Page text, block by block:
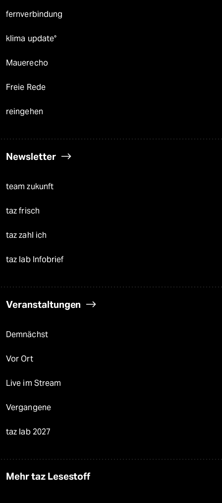
fernverbindung
klima update°
Mauerecho
Freie Rede
reingehen
Newsletter
team zukunft
taz frisch
taz zahl ich
taz lab Infobrief
Veranstaltungen
Demnächst
Vor Ort
Live im Stream
Vergangene
taz lab 2027
Mehr taz Lesestoff